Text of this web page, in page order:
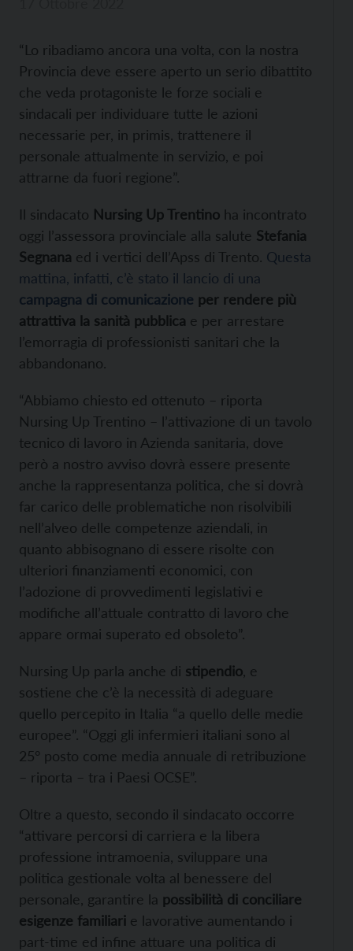
“Lo ribadiamo ancora una volta, con la nostra
Provincia deve essere aperto un serio dibattito
che veda protagoniste le forze sociali e
sindacali per individuare tutte le azioni
necessarie per, in primis, trattenere il
personale attualmente in servizio, e poi
attrarne da fuori regione”.
Il sindacato Nursing Up Trentino ha incontrato
oggi l’assessora provinciale alla salute Stefania
Segnana ed i vertici dell’Apss di Trento. Questa
mattina, infatti, c’è stato il lancio di una
campagna di comunicazione per rendere più
attrattiva la sanità pubblica e per arrestare
l’emorragia di professionisti sanitari che la
abbandonano.
“Abbiamo chiesto ed ottenuto – riporta
Nursing Up Trentino – l’attivazione di un tavolo
tecnico di lavoro in Azienda sanitaria, dove
però a nostro avviso dovrà essere presente
anche la rappresentanza politica, che si dovrà
far carico delle problematiche non risolvibili
nell’alveo delle competenze aziendali, in
quanto abbisognano di essere risolte con
ulteriori finanziamenti economici, con
l’adozione di provvedimenti legislativi e
modifiche all’attuale contratto di lavoro che
appare ormai superato ed obsoleto”.
Nursing Up parla anche di stipendio , e
sostiene che c’è la necessità di adeguare
quello percepito in Italia “a quello delle medie
europee”. “Oggi gli infermieri italiani sono al
25° posto come media annuale di retribuzione
– riporta – tra i Paesi OCSE”.
Oltre a questo, secondo il sindacato occorre
“attivare percorsi di carriera e la libera
professione intramoenia, sviluppare una
politica gestionale volta al benessere del
personale, garantire la possibilità di conciliare
esigenze familiari e lavorative aumentando i
part-time ed infine attuare una politica di